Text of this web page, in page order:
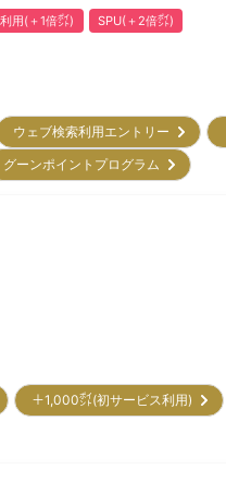
用(＋1倍㌽) SPU(＋2倍㌽)
ウェブ検索利用エントリー
グーンポイントプログラム
＋1,000㌽(初サービス利用)